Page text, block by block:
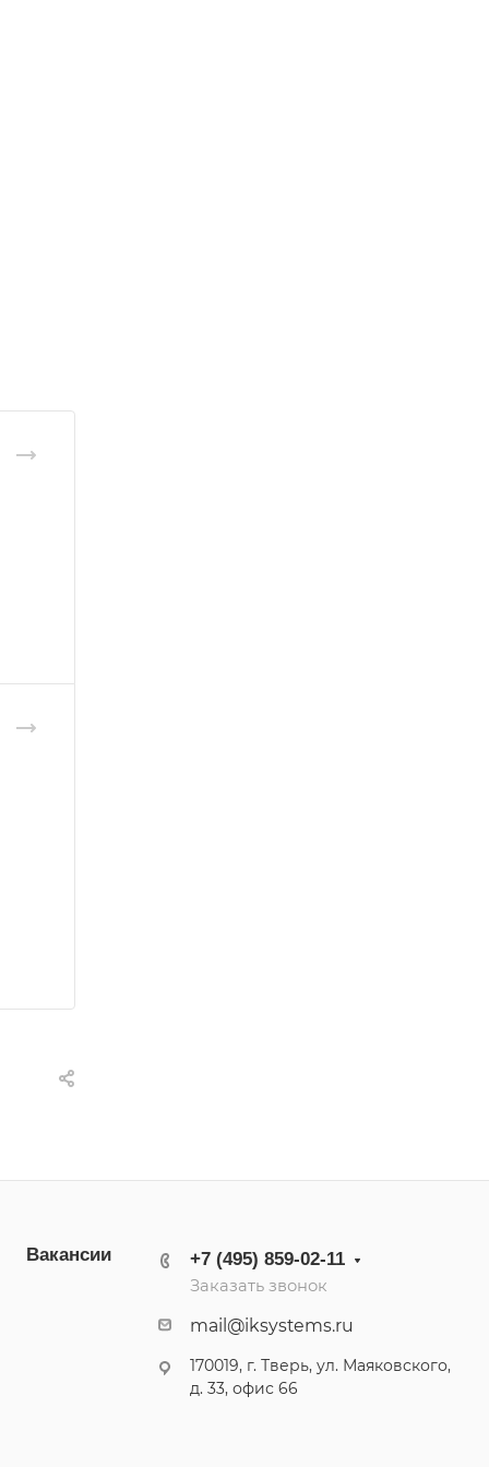
Вакансии +7 (495) 859-02-11
Заказать звонок
mail@iksystems.ru
170019, г. Тверь, ул. Маяковского,
д. 33, офис 66